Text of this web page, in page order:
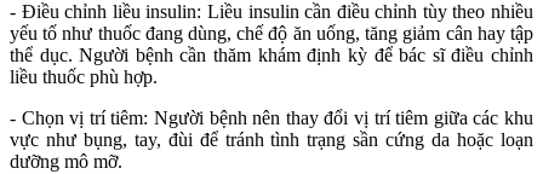
- Điều chỉnh liều insulin: Liều insulin cần điều chỉnh tùy theo nhiều
yếu tố như thuốc đang dùng, chế độ ăn uống, tăng giảm cân hay tập
thể dục. Người bệnh cần thăm khám định kỳ để bác sĩ điều chỉnh
liều thuốc phù hợp.
- Chọn vị trí tiêm: Người bệnh nên thay đổi vị trí tiêm giữa các khu
vực như bụng, tay, đùi để tránh tình trạng sần cứng da hoặc loạn
dưỡng mô mỡ.